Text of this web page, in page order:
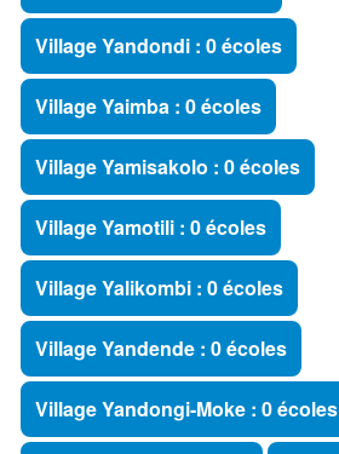
Village Yandondi : 0 écoles
Village Yaimba : 0 écoles
Village Yamisakolo : 0 écoles
Village Yamotili : 0 écoles
Village Yalikombi : 0 écoles
Village Yandende : 0 écoles
Village Yandongi-Moke : 0 écoles